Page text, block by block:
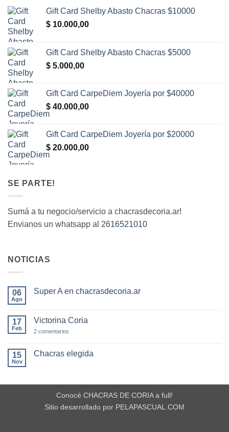
Gift Card Shelby Abasto Chacras $10000
$ 10.000,00
Gift Card Shelby Abasto Chacras $5000
$ 5.000,00
Gift Card CarpeDiem Joyería por $40000
$ 40.000,00
Gift Card CarpeDiem Joyería por $20000
$ 20.000,00
SE PARTE!
Sumá a tu negocio/servicio a chacrasdecoria.ar!
Envianos un whatsapp al 2616521010
NOTICIAS
06
Ago
Super A en chacrasdecoria.ar
en
A
17
Feb
Victorina Coria
2 comentarios
15
Nov
Chacras elegida
en
Conocé CHACRAS DE CORIA a full!
Sitio desarrollado por PELAPASCUAL.COM